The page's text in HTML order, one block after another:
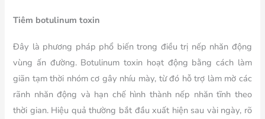
Tiêm botulinum toxin
Đây là phương pháp phổ biến trong điều trị nếp nhăn động
vùng ấn đường. Botulinum toxin hoạt động bằng cách làm
giãn tạm thời nhóm cơ gây nhíu mày, từ đó hỗ trợ làm mờ các
rãnh nhăn động và hạn chế hình thành nếp nhăn tĩnh theo
thời gian. Hiệu quả thường bắt đầu xuất hiện sau vài ngày, rõ